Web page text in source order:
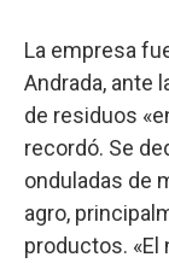
La empresa
Andrada, ante
de residuos
recordó. Se
onduladas de
agro,
productos. «El